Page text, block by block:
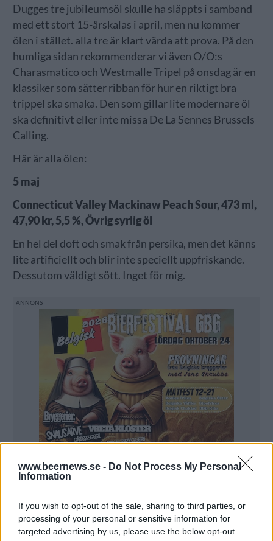
www.beernews.se - Do Not Process My Personal
Information
If you wish to opt-out of the sale, sharing to third parties, or
processing of your personal or sensitive information for
targeted advertising by us, please use the below opt-out
Dugges tre jubileumsöl skulle ha släppts i samband
med ett stort 15-årskalas i april, men nu kommer
ölen i stället. alla tre är klart värda att prova. På den
humliga sidan rekommenderar vi även O/O:s
Charasmatico och Westmalle Tripel på onsdag är en
klassiker som sätter ribban för hur en riktigt bra
trippel ska smaka. Den som gillar lite modernare öl
ska definitivt eller inte missa De La Sennes Brussels
Calling.
Här är alla ölen:
5 maj
Connecticut Valley Mackinaw Peach Sour, 473 ml,
47,90 kr, 5,5 %, Övrig syrlig öl
En hel del doft och smak från persika, men det känns
lite artificiellt och blir inte speciellt uppfriskande.
Dessutom väldigt sött. Inget för mig.